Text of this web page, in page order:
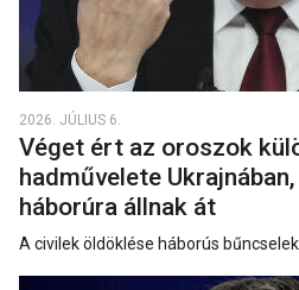
2026. JÚLIUS 6.
Véget ért az oroszok
hadművelete
háborúra állnak át
A civilek öldöklése háborús